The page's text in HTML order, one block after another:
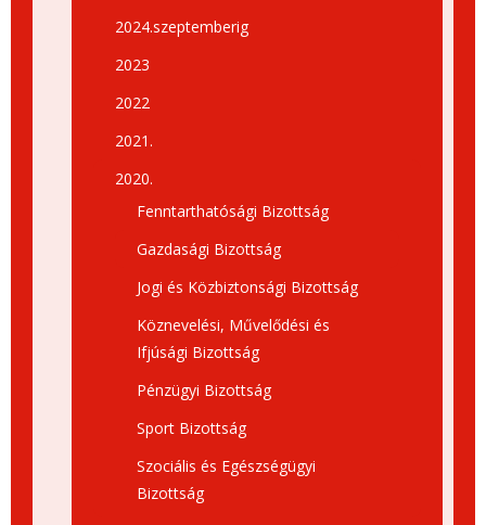
2024.szeptemberig
2023
2022
2021.
2020.
Fenntarthatósági Bizottság
Gazdasági Bizottság
Jogi és Közbiztonsági Bizottság
Köznevelési, Művelődési és
Ifjúsági Bizottság
Pénzügyi Bizottság
Sport Bizottság
Szociális és Egészségügyi
Bizottság